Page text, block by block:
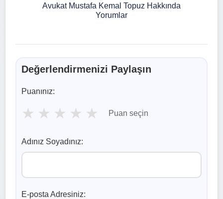
Avukat Mustafa Kemal Topuz Hakkında
Yorumlar
Değerlendirmenizi Paylaşın
Puanınız:
★ ★ ★ ★ ★ Puan seçin
Adınız Soyadınız:
E-posta Adresiniz: